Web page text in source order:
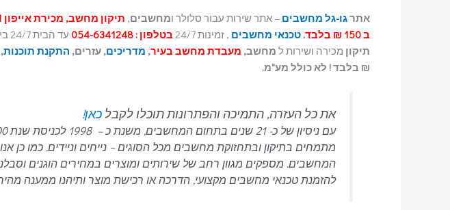
אתרגו-גל מחשבים – אתר שירות עבור סלולר ומחשבים,
ב 150 ₪ בלבד.
טכנאי מחשבים , זמינות 24/7 בטלפון : 054-6341248
עד הבית 24/7 ביממה. באתר תמצאו את כל המידע אודות
תיקון מכירה ושירות ל מחשב, מעבדת מחשב בעיר, מדריכים, עזרים, התקנת תוכנות,
₪ בלבד ! לא כולל מע"מ.
את כל העזרה, התמיכה והפתרונות תוכלו לקבלכאן!
מתמחים בתיקון ובתחזוקת מחשבים מכל הסוגים – נייחים וניידים. כמו כן
המחשבים. מספקים מגוון רחב של שירותים ומוצרים במחירים הוגנים
להזמנת טכנאי מחשבים מקצועי, הדרכה או רכישת מוצר ותיהנו ממענה מהיר,